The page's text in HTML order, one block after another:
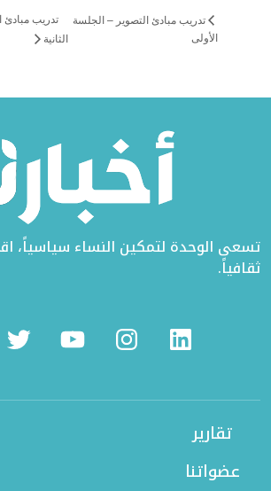
تدريب مبادئ التصوير – الجلسة
الأولى
تدريب مبادئ
الثانية
تسعى الوحدة لتمكين النساء سياسياً،
ثقافياً.
TwitterYoutubeInstagramLinkedin
تقارير
عضواتنا